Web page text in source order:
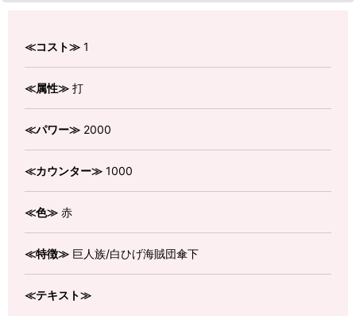
≪コスト≫ 1
≪属性≫ 打
≪パワー≫ 2000
≪カウンター≫ 1000
≪色≫ 赤
≪特徴≫ 巨人族/白ひげ海賊団傘下
≪テキスト≫